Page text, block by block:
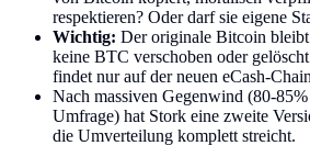
respektieren? Oder darf sie eigene
Wichtig: Der originale Bitcoin
keine BTC verschoben oder
findet nur auf der neuen eCash-
Nach massiven Gegenwind (80-
Umfrage) hat Stork eine zweite
die Umverteilung komplett streicht.